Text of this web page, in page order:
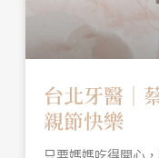
台北牙醫│
親節快樂
只要媽媽吃得開心